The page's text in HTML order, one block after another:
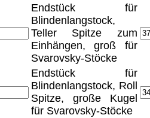
Endstück für
Blindenlangstock,
Teller Spitze zum
Einhängen, groß für
Svarovsky-Stöcke
Endstück für
Blindenlangstock, Roll
Spitze, große Kugel
für Svarovsky-Stöcke